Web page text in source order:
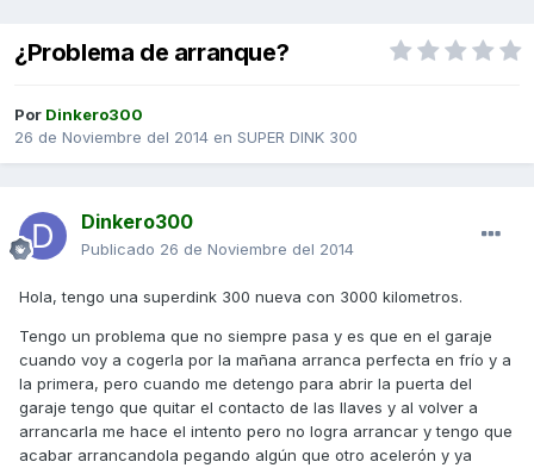
¿Problema de arranque?
Por Dinkero300
26 de Noviembre del 2014 en SUPER DINK 300
Dinkero300
Publicado 26 de Noviembre del 2014
Hola, tengo una superdink 300 nueva con 3000 kilometros.
Tengo un problema que no siempre pasa y es que en el garaje
cuando voy a cogerla por la mañana arranca perfecta en frío y a
la primera, pero cuando me detengo para abrir la puerta del
garaje tengo que quitar el contacto de las llaves y al volver a
arrancarla me hace el intento pero no logra arrancar y tengo que
acabar arrancandola pegando algún que otro acelerón y ya